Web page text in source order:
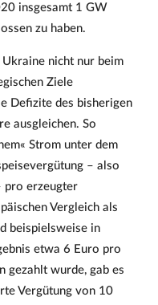
insgesamt 1 GW
zu haben.
nicht nur beim
Ziele
Defizite des bisherigen
ausgleichen. So
Strom unter dem
– also
pro erzeugter
Vergleich als
beispielsweise in
etwa 6 Euro pro
gezahlt wurde, gab es
Vergütung von 10